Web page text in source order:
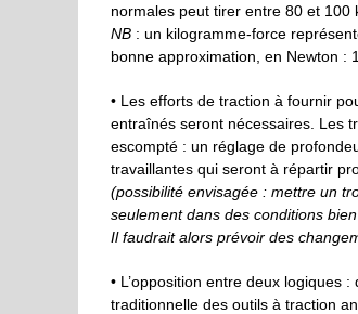
normales peut tirer entre 80 et 100
NB : un kilogramme-force
bonne approximation, en Newton :
• Les efforts de traction à fournir
entraînés seront nécessaires. Les
escompté : un réglage de
travaillantes qui seront à répartir
(possibilité envisagée : mettre un
seulement dans des conditions
Il faudrait alors prévoir des
• L’opposition entre deux logiques
traditionnelle des outils à traction